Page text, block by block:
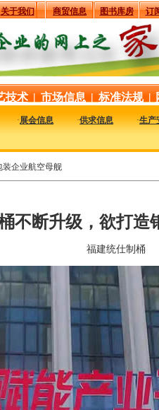
关于我们 商贸信息 图书库房 订
技术 | 市场信息 | 标准法规 |
·展会信息 ·供求信息 ·生产
装企业航空母舰
不断升级，欲打造
福建统仕制桶